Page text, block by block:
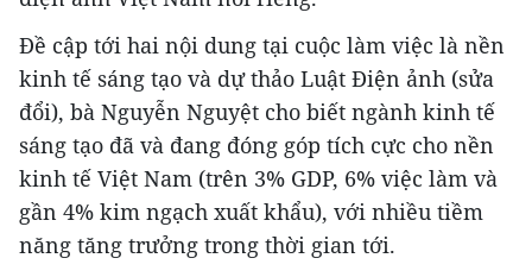
Đề cập tới hai nội dung tại cuộc làm việc là nền
kinh tế sáng tạo và dự thảo Luật Điện ảnh (sửa
đổi), bà Nguyễn Nguyệt cho biết ngành kinh tế
sáng tạo đã và đang đóng góp tích cực cho nền
kinh tế Việt Nam (trên 3% GDP, 6% việc làm và
gần 4% kim ngạch xuất khẩu), với nhiều tiềm
năng tăng trưởng trong thời gian tới.